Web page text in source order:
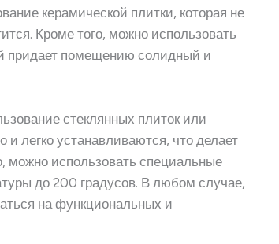
керамической плитки, которая не
Кроме того, можно использовать
придает помещению солидный и
стеклянных плиток или
легко устанавливаются, что делает
можно использовать специальные
до 200 градусов. В любом случае,
на функциональных и